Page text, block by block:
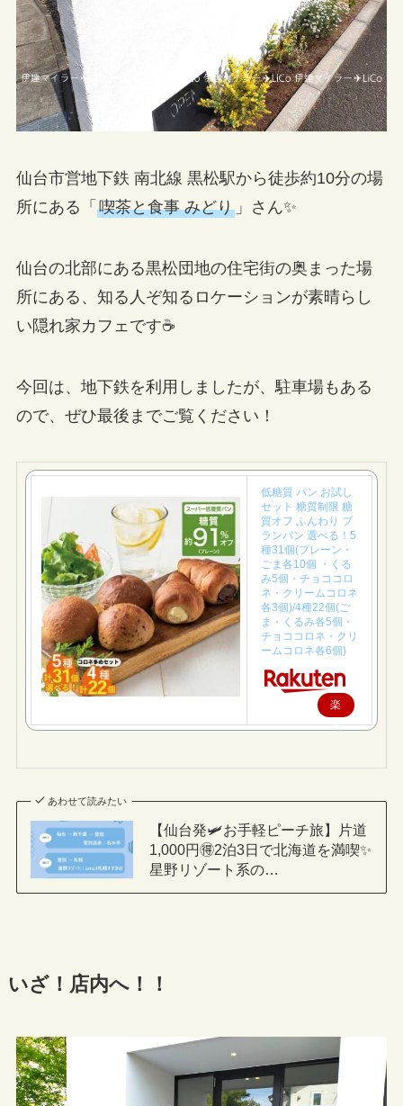
仙台市営地下鉄 南北線 黒松駅から徒歩約10分の場
所にある「 喫茶と食事 みどり」さん✨
仙台の北部にある黒松団地の住宅街の奥まった場
所にある、知る人ぞ知るロケーションが素晴らし
い隠れ家カフェです☕
今回は、地下鉄を利用しましたが、駐車場もある
ので、ぜひ最後までご覧ください！
低糖質 パン お試し
セット 糖質制限 糖
質オフ ふんわり ブ
ランパン 選べる！5
種31個(プレーン・
ごま各10個 ・くる
み5個・チョココロ
ネ・クリームコロネ
各3個)/4種22個(ご
ま・くるみ各5個・
チョココロネ・クリ
ームコロネ各6個)
楽
天
入
あわせて読みたい
【仙台発🛩お手軽ピーチ旅】片道
1,000円🉐2泊3日で北海道を満喫✨
星野リゾート系の…
いざ！店内へ！！